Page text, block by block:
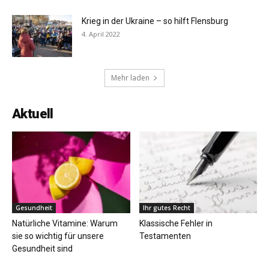
Krieg in der Ukraine – so hilft Flensburg
4. April 2022
Mehr laden
Aktuell
Gesundheit
Natürliche Vitamine: Warum
sie so wichtig für unsere
Gesundheit sind
Ihr gutes Recht
Klassische Fehler in
Testamenten